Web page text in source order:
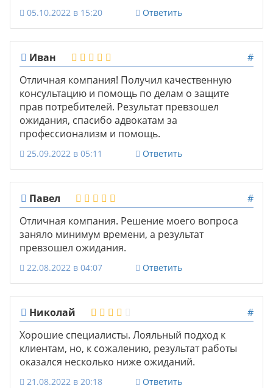
05.10.2022 в 15:20 Ответить
Иван
#
Отличная компания! Получил качественную
консультацию и помощь по делам о защите
прав потребителей. Результат превзошел
ожидания, спасибо адвокатам за
профессионализм и помощь.
25.09.2022 в 05:11 Ответить
Павел
#
Отличная компания. Решение моего вопроса
заняло минимум времени, а результат
превзошел ожидания.
22.08.2022 в 04:07 Ответить
Николай
#
Хорошие специалисты. Лояльный подход к
клиентам, но, к сожалению, результат работы
оказался несколько ниже ожиданий.
21.08.2022 в 20:18 Ответить